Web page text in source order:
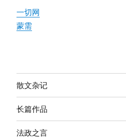
一切网
蒙需
散文杂记
长篇作品
法政之言